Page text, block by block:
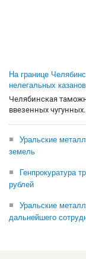
На границе
нелегальных казанов
Челябинская
ввезенных
Уральские
земель
Генпрокуратура
рублей
Уральские
дальнейшего